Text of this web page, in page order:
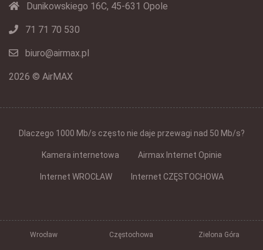
Dunikowskiego 16C, 45-631 Opole
71 71 70 530
biuro@airmax.pl
2026 © AirMAX
Dlaczego 1000 Mb/s często nie daje przewagi nad 50 Mb/s?
Kamera internetowa Airmax Internet Opinie
Internet WROCŁAW Internet CZĘSTOCHOWA
Wrocław Częstochowa Zielona Góra